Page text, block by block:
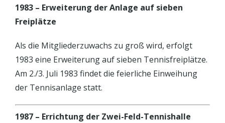
1983 – Erweiterung der Anlage auf sieben
Freiplätze
Als die Mitgliederzuwachs zu groß wird, erfolgt
1983 eine Erweiterung auf sieben Tennisfreiplätze.
Am 2./3. Juli 1983 findet die feierliche Einweihung
der Tennisanlage statt.
1987 – Errichtung der Zwei-Feld-Tennishalle